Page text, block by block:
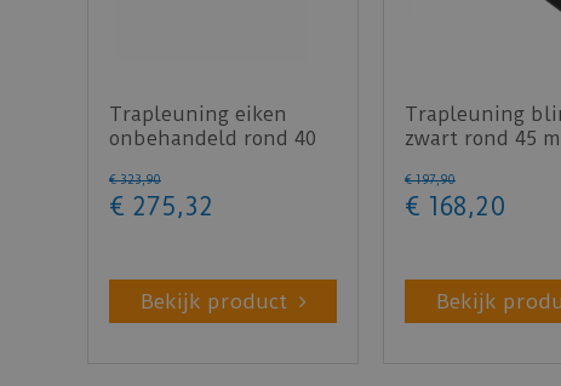
Trapleuning eiken
onbehandeld rond 40
€ 323,90
€ 275,32
Bekijk product
Trapleuning
zwart rond 45
€ 197,90
€ 168,20
Bekijk